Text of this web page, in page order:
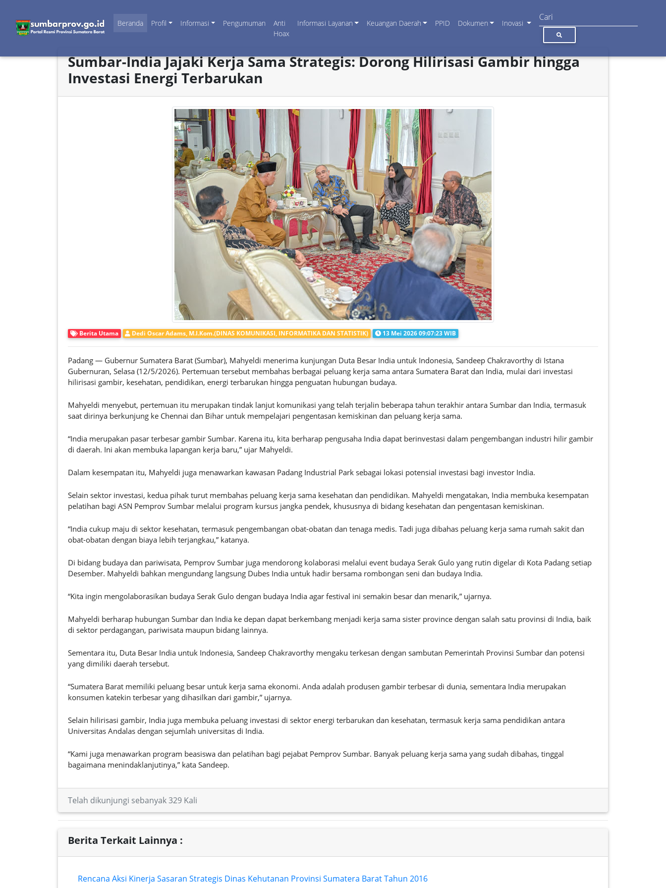
Beranda Profil Informasi Pengumuman
Anti
Hoax
Informasi Layanan Keuangan Daerah PPID Dokumen Inovasi
Sumbar-India Jajaki Kerja Sama Strategis: Dorong Hilirisasi Gambir hingga
Investasi Energi Terbarukan
Berita Utama Dedi Oscar Adams, M.I.Kom.(DINAS KOMUNIKASI, INFORMATIKA DAN STATISTIK) 13 Mei 2026 09:07:23 WIB
Padang — Gubernur Sumatera Barat (Sumbar), Mahyeldi menerima kunjungan Duta Besar India untuk Indonesia, Sandeep Chakravorthy di Istana
Gubernuran, Selasa (12/5/2026). Pertemuan tersebut membahas berbagai peluang kerja sama antara Sumatera Barat dan India, mulai dari investasi
hilirisasi gambir, kesehatan, pendidikan, energi terbarukan hingga penguatan hubungan budaya.
Mahyeldi menyebut, pertemuan itu merupakan tindak lanjut komunikasi yang telah terjalin beberapa tahun terakhir antara Sumbar dan India, termasuk
saat dirinya berkunjung ke Chennai dan Bihar untuk mempelajari pengentasan kemiskinan dan peluang kerja sama.
“India merupakan pasar terbesar gambir Sumbar. Karena itu, kita berharap pengusaha India dapat berinvestasi dalam pengembangan industri hilir gambir
di daerah. Ini akan membuka lapangan kerja baru,” ujar Mahyeldi.
Dalam kesempatan itu, Mahyeldi juga menawarkan kawasan Padang Industrial Park sebagai lokasi potensial investasi bagi investor India.
Selain sektor investasi, kedua pihak turut membahas peluang kerja sama kesehatan dan pendidikan. Mahyeldi mengatakan, India membuka kesempatan
pelatihan bagi ASN Pemprov Sumbar melalui program kursus jangka pendek, khususnya di bidang kesehatan dan pengentasan kemiskinan.
“India cukup maju di sektor kesehatan, termasuk pengembangan obat-obatan dan tenaga medis. Tadi juga dibahas peluang kerja sama rumah sakit dan
obat-obatan dengan biaya lebih terjangkau,” katanya.
Di bidang budaya dan pariwisata, Pemprov Sumbar juga mendorong kolaborasi melalui event budaya Serak Gulo yang rutin digelar di Kota Padang setiap
Desember. Mahyeldi bahkan mengundang langsung Dubes India untuk hadir bersama rombongan seni dan budaya India.
“Kita ingin mengolaborasikan budaya Serak Gulo dengan budaya India agar festival ini semakin besar dan menarik,” ujarnya.
Mahyeldi berharap hubungan Sumbar dan India ke depan dapat berkembang menjadi kerja sama sister province dengan salah satu provinsi di India, baik
di sektor perdagangan, pariwisata maupun bidang lainnya.
Sementara itu, Duta Besar India untuk Indonesia, Sandeep Chakravorthy mengaku terkesan dengan sambutan Pemerintah Provinsi Sumbar dan potensi
yang dimiliki daerah tersebut.
“Sumatera Barat memiliki peluang besar untuk kerja sama ekonomi. Anda adalah produsen gambir terbesar di dunia, sementara India merupakan
konsumen katekin terbesar yang dihasilkan dari gambir,” ujarnya.
Selain hilirisasi gambir, India juga membuka peluang investasi di sektor energi terbarukan dan kesehatan, termasuk kerja sama pendidikan antara
Universitas Andalas dengan sejumlah universitas di India.
“Kami juga menawarkan program beasiswa dan pelatihan bagi pejabat Pemprov Sumbar. Banyak peluang kerja sama yang sudah dibahas, tinggal
bagaimana menindaklanjutinya,” kata Sandeep.
Telah dikunjungi sebanyak 329 Kali
Berita Terkait Lainnya :
Rencana Aksi Kinerja Sasaran Strategis Dinas Kehutanan Provinsi Sumatera Barat Tahun 2016